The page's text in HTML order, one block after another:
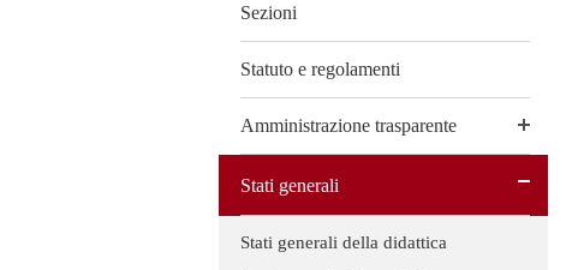
Sezioni
Statuto e regolamenti
Amministrazione trasparente
Stati generali
Stati generali della didattica